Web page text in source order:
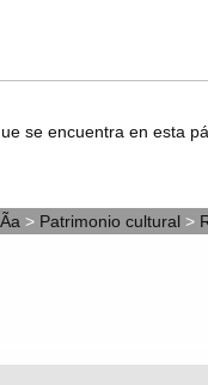
se encuentra en esta
> Patrimonio cultural >